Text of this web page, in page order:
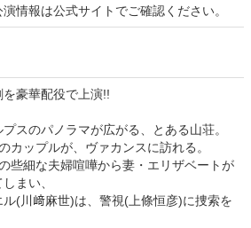
情報は公式サイトでご確認ください。
豪華配役で上演!!
スのパノラマが広がる、とある山荘。
カップルが、ヴァカンスに訪れる。
些細な夫婦喧嘩から妻・エリザベートが
まい、
ル(川﨑麻世)は、警視(上條恒彦)に捜索を